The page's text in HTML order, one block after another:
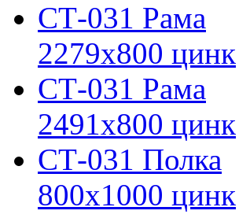
СТ-031 Рама
2279х800 цинк
СТ-031 Рама
2491х800 цинк
СТ-031 Полка
800х1000 цинк